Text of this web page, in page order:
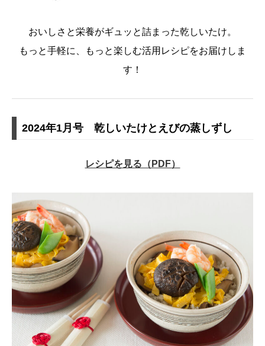
おいしさと栄養がギュッと詰まった乾しいたけ。
もっと手軽に、もっと楽しむ活用レシピをお届けしま
す！
2024年1月号 乾しいたけとえびの蒸しずし
レシピを見る（PDF）